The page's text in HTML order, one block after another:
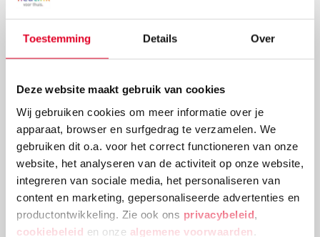
Toestemming Details Over
Deze website maakt gebruik van cookies
Wij gebruiken cookies om meer informatie over je
apparaat, browser en surfgedrag te verzamelen. We
gebruiken dit o.a. voor het correct functioneren van onze
website, het analyseren van de activiteit op onze website,
integreren van sociale media, het personaliseren van
content en marketing, gepersonaliseerde advertenties en
productontwikkeling. Zie ook ons privacybeleid
cookiebeleid en onze algemene voorwaarden
Glansverf | Creall | Donkerbruin | 500 ml